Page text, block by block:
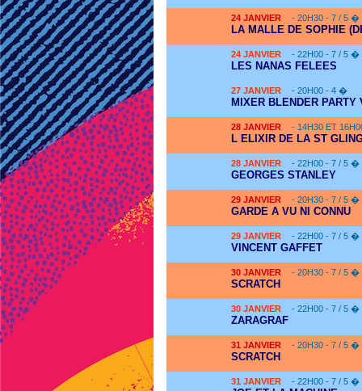
24 JANVIER - 20H30 - 7 / 5 �
LA MALLE DE SOPHIE
24 JANVIER - 22H00 - 7 / 5 �
LES NANAS FELEES
27 JANVIER - 20H00 - 4 �
MIXER BLENDER PARTY
28 JANVIER - 14H30 ET
L ELIXIR DE LA ST
28 JANVIER - 22H00 - 7 / 5 �
GEORGES STANLEY
29 JANVIER - 20H30 - 7 / 5 �
GARDE A VU NI CONNU
29 JANVIER - 22H00 - 7 / 5 �
VINCENT GAFFET
30 JANVIER - 20H30 - 7 / 5 �
SCRATCH
30 JANVIER - 22H00 - 7 / 5 �
ZARAGRAF
31 JANVIER - 20H30 - 7 / 5 �
SCRATCH
31 JANVIER - 22H00 - 7 / 5 �